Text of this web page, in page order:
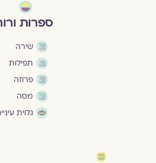
ספרות ורוח
שירה
תפילות
פרוזה
מסה
גלוית עיניים